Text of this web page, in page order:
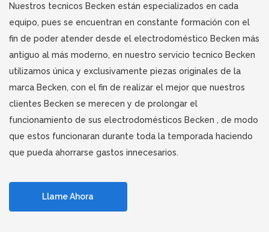
Nuestros tecnicos Becken están especializados en cada
equipo, pues se encuentran en constante formación con el
fin de poder atender desde el electrodoméstico Becken más
antiguo al más moderno, en nuestro servicio tecnico Becken
utilizamos única y exclusivamente piezas originales de la
marca Becken, con el fin de realizar el mejor que nuestros
clientes Becken se merecen y de prolongar el
funcionamiento de sus electrodomésticos Becken , de modo
que estos funcionaran durante toda la temporada haciendo
que pueda ahorrarse gastos innecesarios.
Llame Ahora